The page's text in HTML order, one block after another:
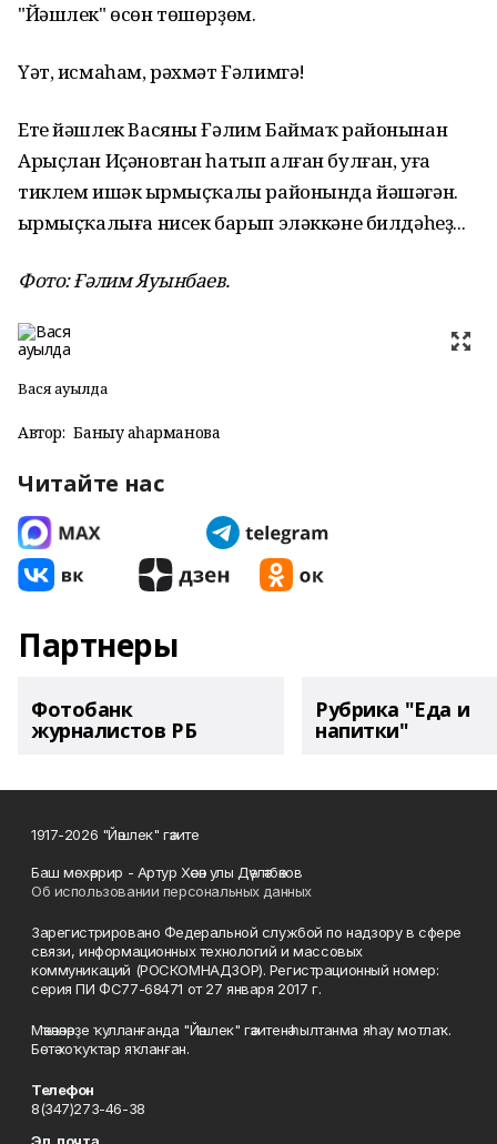
"Йәшлек" өсөн төшөрҙөм.
Үәт, исмаһам, рәхмәт Ғәлимгә!
Ете йәшлек Васяны Ғәлим Баймаҡ районынан
Арыҫлан Иҫәновтан һатып алған булған, уға
тиклем ишәк Ҡырмыҫҡалы районында йәшәгән.
Ҡырмыҫҡалыға нисек барып эләккәне билдәһеҙ...
Фото: Ғәлим Яуынбаев.
Вася ауылда
Автор: Баныу Ҡаһарманова
Читайте нас
Партнеры
Фотобанк
журналистов РБ
Рубрика "Еда и
напитки"
1917-2026 "Йәшлек" гәзите
Баш мөхәррир - Артур Хәсән улы Дәүләтбәков
Об использовании персональных данных
Зарегистрировано Федеральной службой по надзору в сфере
связи, информационных технологий и массовых
коммуникаций (РОСКОМНАДЗОР). Регистрационный номер:
серия ПИ ФС77-68471 от 27 января 2017 г.
Мәҡәләләрҙе ҡулланғанда "Йәшлек" гәзитенә һылтанма яһау мотлаҡ.
Бөтә хоҡуҡтар яҡланған.
Телефон
8(347)273-46-38